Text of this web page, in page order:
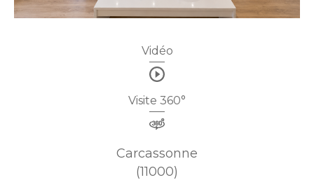
Vidéo
Visite 360°
Carcassonne
(11000)